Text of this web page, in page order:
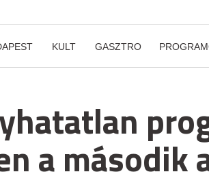
KULT GASZTRO
a második